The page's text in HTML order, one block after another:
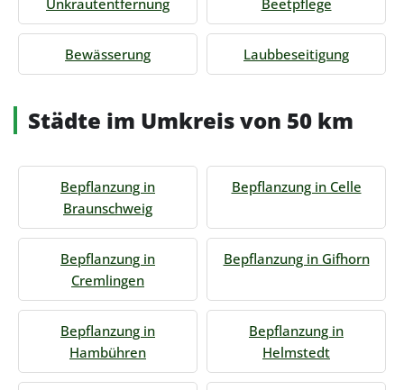
Unkrautentfernung Beetpflege
Bewässerung Laubbeseitigung
Städte im Umkreis von 50 km
Bepflanzung in
Braunschweig
Bepflanzung in Celle
Bepflanzung in
Cremlingen
Bepflanzung in Gifhorn
Bepflanzung in
Hambühren
Bepflanzung in
Helmstedt